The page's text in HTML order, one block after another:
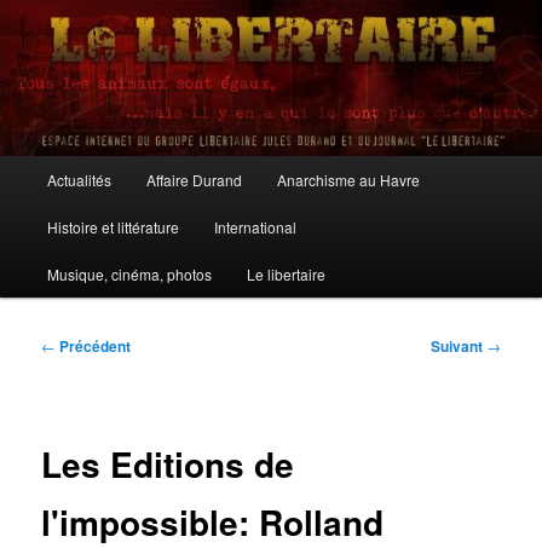
Aller
contenu
principalLe Libertaire
principal
Actualités Affaire Durand Anarchisme au Havre
Histoire et littérature International
Musique, cinéma, photos Le libertaire
Navigation
← Précédent Suivant →
Les Editions de
l'impossible: Rolland